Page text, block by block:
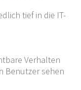
tief in die IT-
Verhalten
Benutzer sehen